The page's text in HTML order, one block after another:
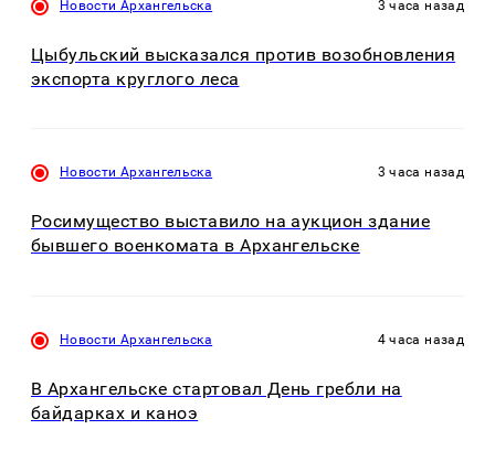
Новости Архангельска 3 часа назад
Цыбульский высказался против возобновления
экспорта круглого леса
Новости Архангельска 3 часа назад
Росимущество выставило на аукцион здание
бывшего военкомата в Архангельске
Новости Архангельска 4 часа назад
В Архангельске стартовал День гребли на
байдарках и каноэ